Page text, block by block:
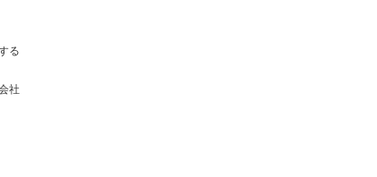
る
社